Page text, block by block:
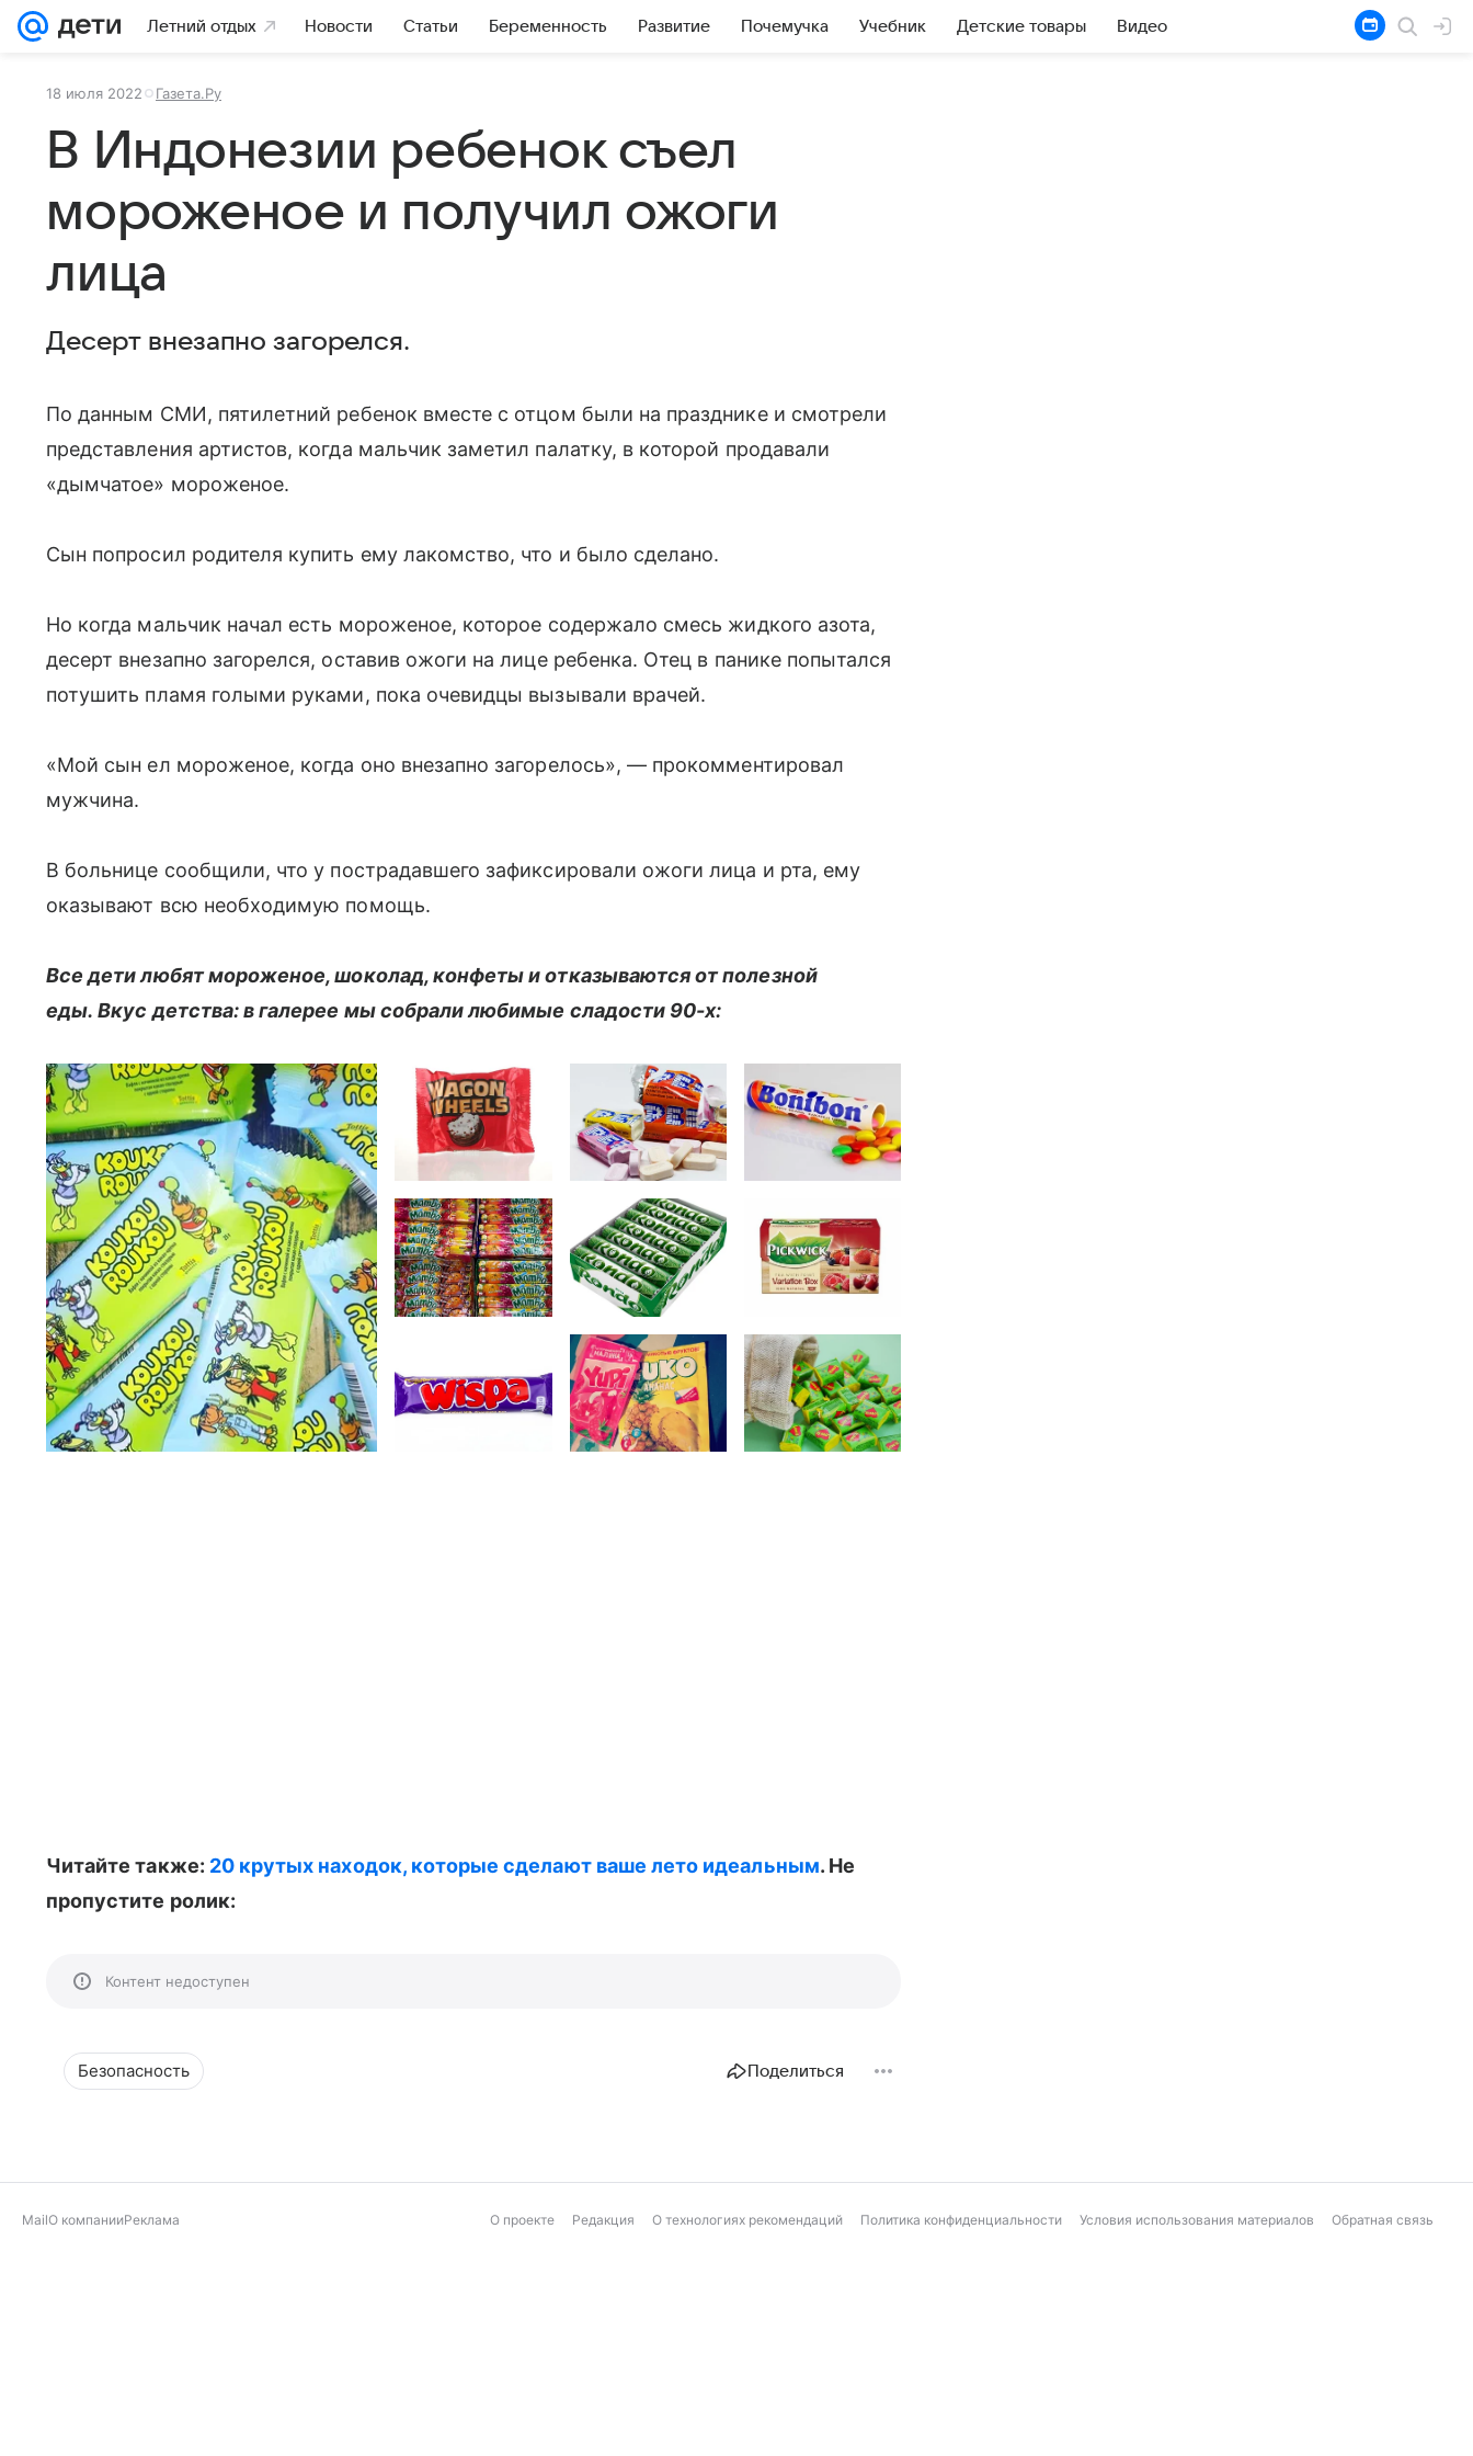
Летний отдых Новости Статьи Беременность Развитие Почемучка Учебник Детские товары Видео
18 июля 2022 Газета.Ру
В Индонезии ребенок съел
мороженое и получил ожоги
лица
Десерт внезапно загорелся.
По данным СМИ, пятилетний ребенок вместе с отцом были на празднике и смотрели
представления артистов, когда мальчик заметил палатку, в которой продавали
«дымчатое» мороженое.
Сын попросил родителя купить ему лакомство, что и было сделано.
Но когда мальчик начал есть мороженое, которое содержало смесь жидкого азота,
десерт внезапно загорелся, оставив ожоги на лице ребенка. Отец в панике попытался
потушить пламя голыми руками, пока очевидцы вызывали врачей.
«Мой сын ел мороженое, когда оно внезапно загорелось», — прокомментировал
мужчина.
В больнице сообщили, что у пострадавшего зафиксировали ожоги лица и рта, ему
оказывают всю необходимую помощь.
Все дети любят мороженое, шоколад, конфеты и отказываются от полезной
еды. Вкус детства: в галерее мы собрали любимые сладости 90-х:
Читайте также: 20 крутых находок, которые сделают ваше лето идеальным. Не
пропустите ролик:
Контент недоступен
Безопасность Поделиться
MailО компанииРеклама О проекте Редакция О технологиях рекомендаций Политика конфиденциальности Условия использования материалов Обратная связь